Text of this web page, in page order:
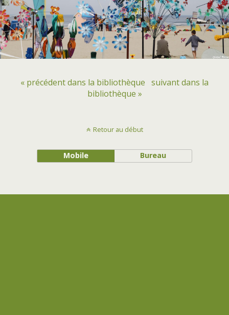
« précédent dans la bibliothèque suivant dans la
bibliothèque »
Retour au début
Mobile Bureau